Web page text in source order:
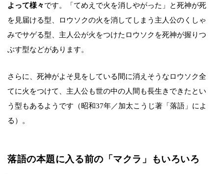
よって様々です。「てめえで火を消しやがった」と死神が死
を見届ける型、ロウソクの火を消してしまう主人公のくしゃ
みでサゲる型、主人公が火をつけたロウソクを死神が握りつ
ぶす型などがあります。
さらに、死神がよそ見をしている間に消えそうなロウソク全
てに火をつけて、主人公も世の中の人間も長生きできたとい
う型もあるようです（昭和37年／加太こうじ著「落語」によ
る）。
落語の本題に入る前の「マクラ」もいろいろ